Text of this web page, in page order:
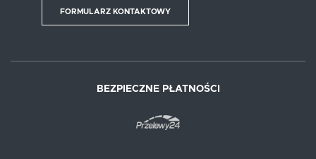
FORMULARZ KONTAKTOWY
BEZPIECZNE PŁATNOŚCI